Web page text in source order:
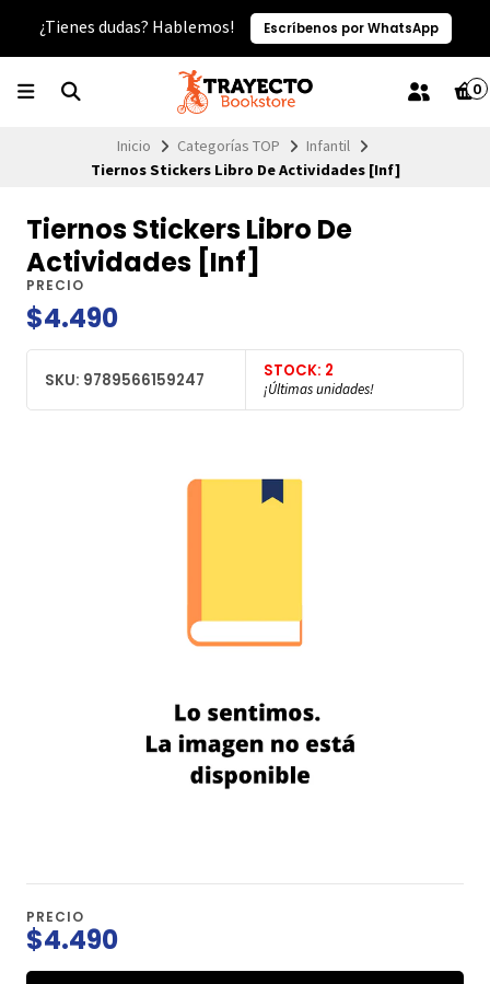
¿Tienes dudas? Hablemos! Escríbenos por WhatsApp
0
Inicio Categorías TOP
Infantil
Tiernos Stickers Libro De Actividades [Inf]
Tiernos Stickers Libro De
Actividades [Inf]
PRECIO
$4.490
SKU: 9789566159247 STOCK: 2
¡Últimas unidades!
PRECIO
$4.490